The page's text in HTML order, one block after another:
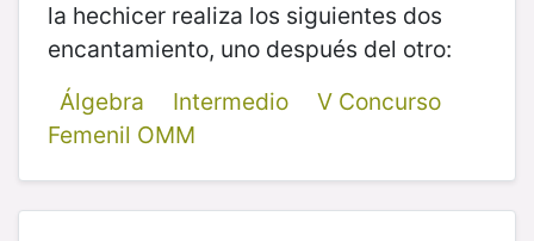
la hechicer realiza los siguientes dos
encantamiento, uno después del otro:
Álgebra
Intermedio
V Concurso
Femenil OMM